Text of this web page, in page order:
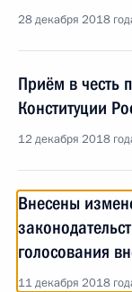
28 декабря 2018
Приём в честь
Конституции
12 декабря 2018
Внесены
голосования
11 декабря 2018